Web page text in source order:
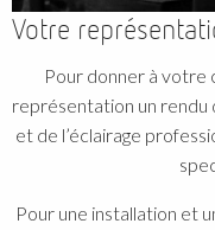
Votre
Pour donner à
représentation un rendu
et de l’éclairage
Pour une installation et